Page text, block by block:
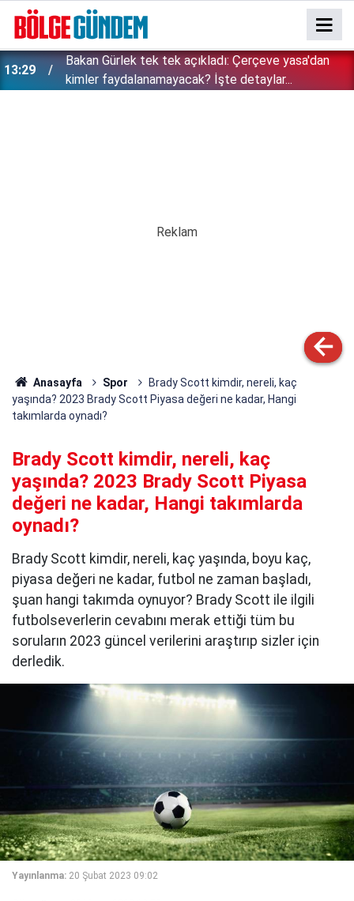
13:29
Bakan Gürlek tek tek açıkladı: Çerçeve yasa'dan
kimler faydalanamayacak? İşte detaylar...
Anasayfa Spor
Brady Scott kimdir, nereli, kaç
yaşında? 2023 Brady Scott Piyasa değeri ne kadar, Hangi
takımlarda oynadı?
Brady Scott kimdir, nereli, kaç
yaşında? 2023 Brady Scott Piyasa
değeri ne kadar, Hangi takımlarda
oynadı?
Brady Scott kimdir, nereli, kaç yaşında, boyu kaç,
piyasa değeri ne kadar, futbol ne zaman başladı,
şuan hangi takımda oynuyor? Brady Scott ile ilgili
futbolseverlerin cevabını merak ettiği tüm bu
soruların 2023 güncel verilerini araştırıp sizler için
derledik.
Yayınlanma: 20 Şubat 2023 09:02